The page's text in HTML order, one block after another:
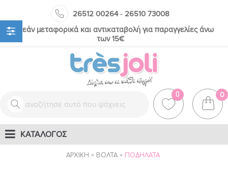
26512 00264- 26510 73008
Δωρεάν μεταφορικά και αντικαταβολή για παραγγελίες άνω
των 15€
0 0
ΚΑΤΑΛΟΓΟΣ
ΑΡΧΙΚΉ ΒΌΛΤΑ ΠΟΔΉΛΑΤΑ